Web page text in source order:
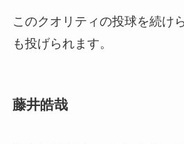
このクオリティの投球を続け
も投げられます。
藤井皓哉